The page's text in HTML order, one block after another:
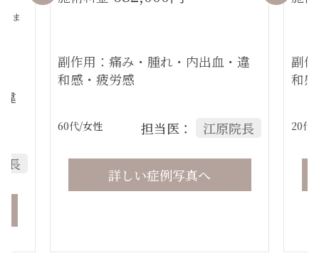
ま
長
副作用：痛み・腫れ・内出血・違
和感・疲労感
60代/女性 担当医： 江原院長
詳しい症例写真へ
副
和
20代